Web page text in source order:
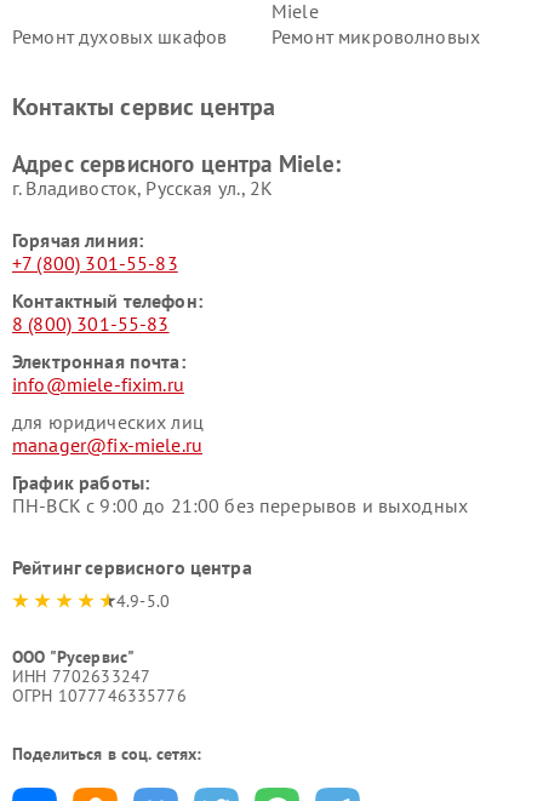
Miele
Ремонт духовых шкафов
Ремонт микроволновых
Miele
Miele
пылесосов Miele
Контакты сервис центра
Адрес сервисного центра Miele:
г. Владивосток, Русская ул., 2К
Горячая линия:
+7 (800) 301-55-83
Контактный телефон:
8 (800) 301-55-83
Электронная почта:
info@miele-fixim.ru
для юридических лиц
manager@fix-miele.ru
График работы:
ПН-ВСК с 9:00 до 21:00 без перерывов и выходных
Рейтинг сервисного центра
4.9-5.0
ООО "Русервис"
ИНН 7702633247
ОГРН 1077746335776
Поделиться в соц. сетях: